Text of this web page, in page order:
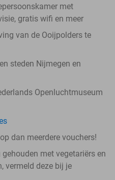
met
gratis wifi en meer
van de Ooijpolders te
steden Nijmegen en
Openluchtmuseum
dan meerdere vouchers!
met vegetariërs en
vermeld deze bij je